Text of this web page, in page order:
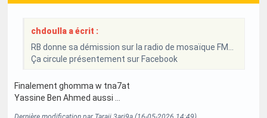
chdoulla a écrit :
RB donne sa démission sur la radio de mosaïque FM...
Ça circule présentement sur Facebook
Finalement ghomma w tna7at
Yassine Ben Ahmed aussi …